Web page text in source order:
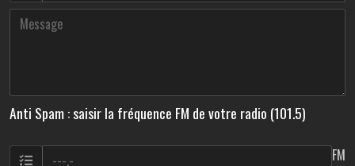
Anti Spam : saisir la fréquence FM de votre radio (101.5)
FM